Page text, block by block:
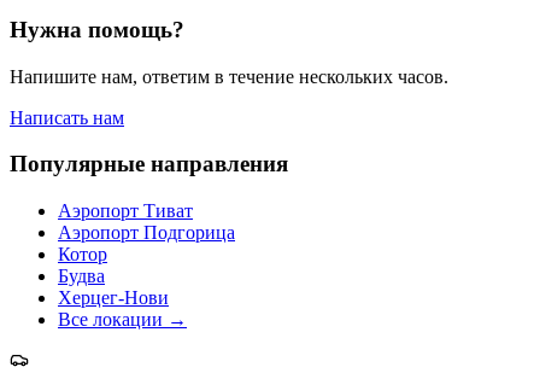
Нужна помощь?
Напишите нам, ответим в течение нескольких часов.
Написать нам
Популярные направления
Аэропорт Тиват
Аэропорт Подгорица
Котор
Будва
Херцег-Нови
Все локации →